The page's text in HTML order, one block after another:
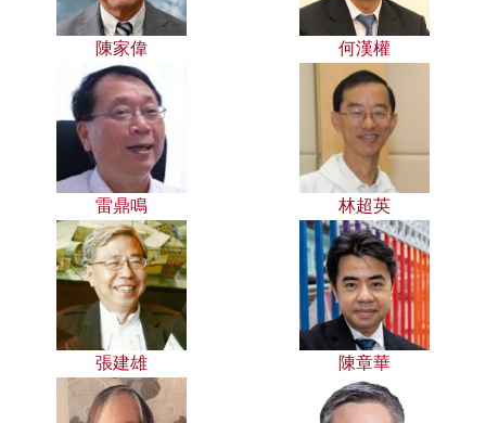
陳家偉 何漢權
雷鼎鳴 林超英
張建雄 陳章華